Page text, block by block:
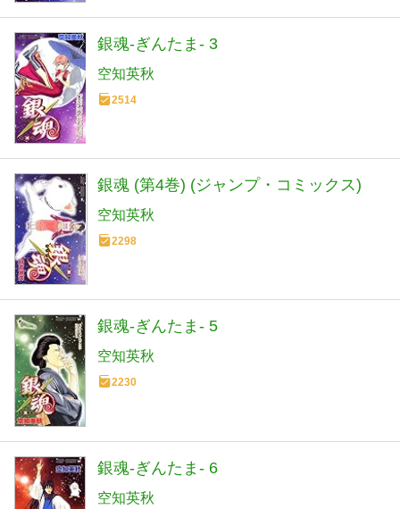
銀魂-ぎんたま- 3
空知英秋
2514
銀魂 (第4巻) (ジャンプ・コミックス)
空知英秋
2298
銀魂-ぎんたま- 5
空知英秋
2230
銀魂-ぎんたま- 6
空知英秋